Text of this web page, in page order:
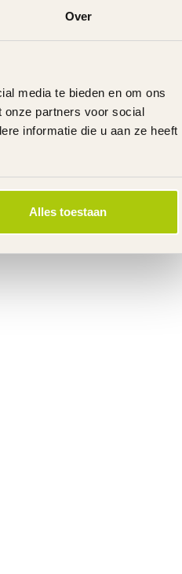
Over
media te bieden en om ons
onze partners voor social
informatie die u aan ze heeft
Alles toestaan